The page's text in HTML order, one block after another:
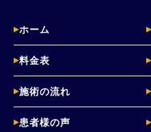
ホーム
料金表
施術の流れ
患者様の声